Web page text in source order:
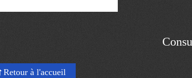
Retour à l'accueil